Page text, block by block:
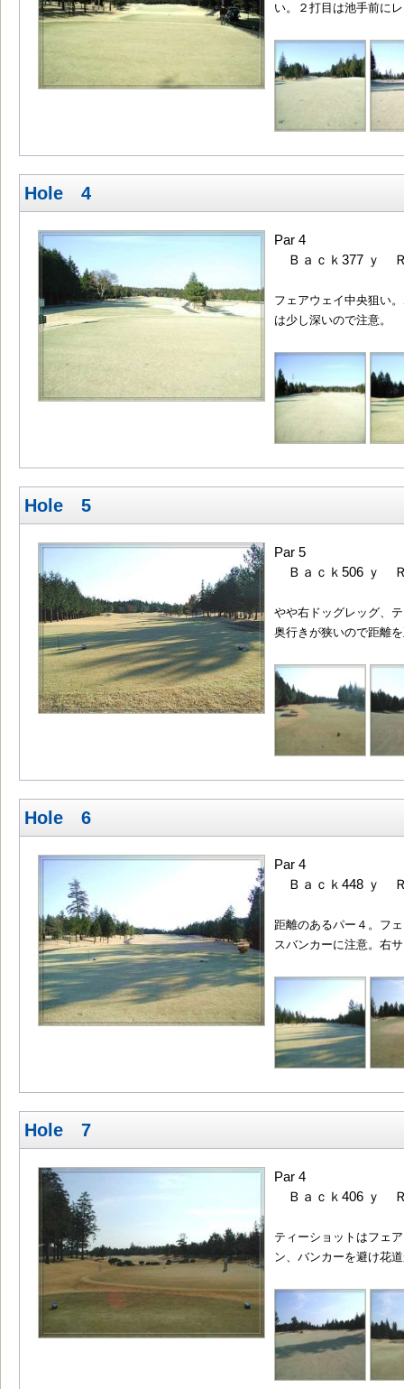
い。２打目は池手前に
Hole 4
Par 4
Ｂａｃｋ377 ｙ
フェアウェイ中央狙い
は少し深いので注意。
Hole 5
Par 5
Ｂａｃｋ506 ｙ
やや右ドッグレッグ、
奥行きが狭いので距離
Hole 6
Par 4
Ｂａｃｋ448 ｙ
距離のあるパー４。フ
スバンカーに注
Hole 7
Par 4
Ｂａｃｋ406 ｙ
ティーショットはフェ
ン、バンカーを避け花